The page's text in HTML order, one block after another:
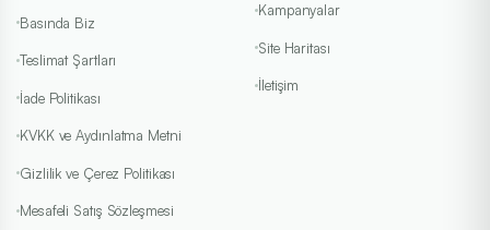
Basında Biz
Teslimat Şartları
İade Politikası
KVKK ve Aydınlatma Metni
Gizlilik ve Çerez Politikası
Mesafeli Satış Sözleşmesi
Kampanyalar
Site Haritası
İletişim